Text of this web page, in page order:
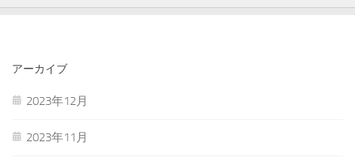
アーカイブ
2023年12月
2023年11月